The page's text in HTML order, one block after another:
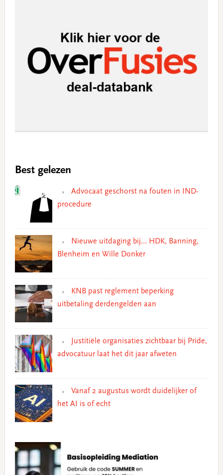
Best gelezen
Advocaat geschorst na fouten in IND-
procedure
Nieuwe uitdaging bij… HDK, Banning,
Blenheim en Wille Donker
KNB past reglement beperking
uitbetaling derdengelden aan
Justitiële organisaties zichtbaar bij Pride,
advocatuur laat het dit jaar afweten
Vanaf 2 augustus wordt duidelijker of
het AI is of echt